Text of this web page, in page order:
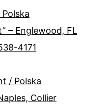
– Englewood, FL
4171
/ Polska
Collier